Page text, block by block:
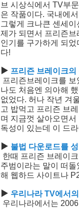
브 시상식에서 TV부
은 작품이다. 국내에
그렇게 크나큰 센세
제가 되면서 프리즌
인기를 구가하게 되
다!
▶ 프리즌 브레이크의
프리즌브레이크를
나도 처음엔 의아해
없었다. 허나 작년 겨
고 밥먹고 프리즌 브
며 지금껏 살아오면
독성이 있는데 이 드
▶ 불법 다운로드를
한때 프리즌 브레이
주범이라는 말이 떠
해 웹하드 사이트나
▶ 우리나라 TV에서
우리나라에서는